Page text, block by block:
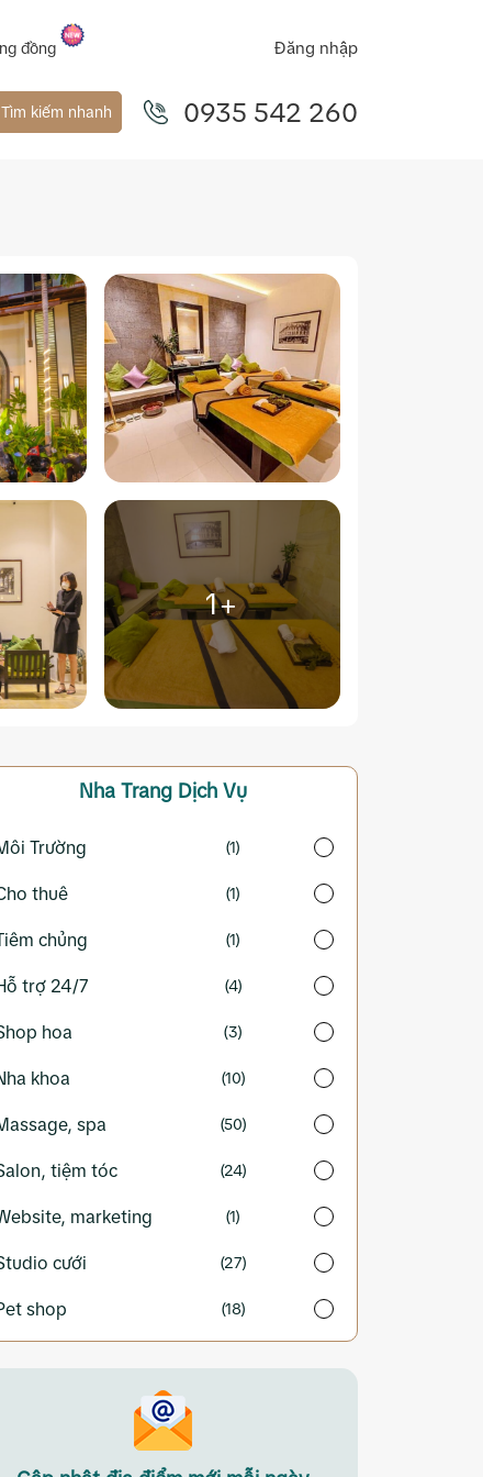
đồng Đăng nhập
Tìm kiếm nhanh 0935 542 260
1+
Nha Trang Dịch Vụ
Trường (1)
thuê (1)
chủng (1)
trợ 24/7 (4)
hoa (3)
khoa (10)
spa (50)
tiệm tóc (24)
marketing (1)
cưới (27)
shop (18)